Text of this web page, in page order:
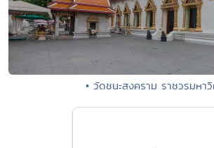
• วัดชนะสงคราม ราชวรมหา